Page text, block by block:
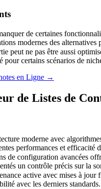
de certaines
modernes des alternatives
peut ne pas être aussi
pour certains scénarios de
en Ligne →
de Listes de
moderne avec
performances et efficacité
de configuration avancées
un contrôle précis sur la
active avec mises à jour
avec les derniers standards.